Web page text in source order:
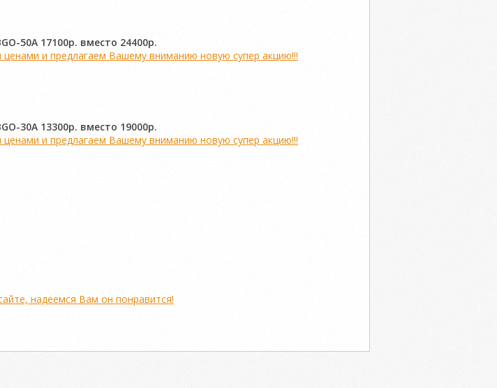
50A 17100р. вместо 24400р.
и предлагаем Вашему вниманию новую супер акцию!!!
30A 13300р. вместо 19000р.
и предлагаем Вашему вниманию новую супер акцию!!!
надеемся Вам он понравится!